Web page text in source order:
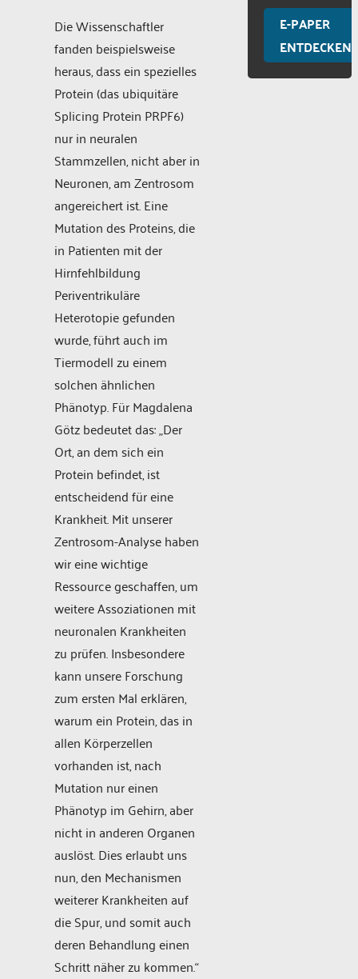
Die Wissenschaftler
fanden beispielsweise
heraus, dass ein spezielles
Protein (das ubiquitäre
Splicing Protein PRPF6)
nur in neuralen
Stammzellen, nicht aber in
Neuronen, am Zentrosom
angereichert ist. Eine
Mutation des Proteins, die
in Patienten mit der
Hirnfehlbildung
Periventrikuläre
Heterotopie gefunden
wurde, führt auch im
Tiermodell zu einem
solchen ähnlichen
Phänotyp. Für Magdalena
Götz bedeutet das: „Der
Ort, an dem sich ein
Protein befindet, ist
entscheidend für eine
Krankheit. Mit unserer
Zentrosom-Analyse haben
wir eine wichtige
Ressource geschaffen, um
weitere Assoziationen mit
neuronalen Krankheiten
zu prüfen. Insbesondere
kann unsere Forschung
zum ersten Mal erklären,
warum ein Protein, das in
allen Körperzellen
vorhanden ist, nach
Mutation nur einen
Phänotyp im Gehirn, aber
nicht in anderen Organen
auslöst. Dies erlaubt uns
nun, den Mechanismen
weiterer Krankheiten auf
die Spur, und somit auch
deren Behandlung einen
Schritt näher zu kommen.“
E-PAPER
ENTDECKEN